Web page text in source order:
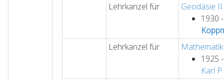
Lehrkanzel für
Geodäsie II
1930
Lehrkanzel für
1925
Karl P